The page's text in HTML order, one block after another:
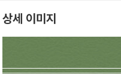
상세 이미지